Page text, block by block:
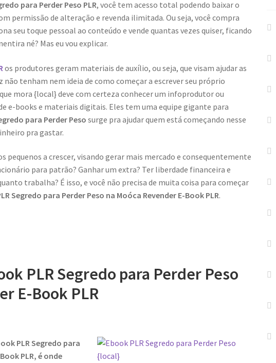
para Perder Peso PLR, você tem acesso total podendo baixar o
permissão de alteração e revenda ilimitada. Ou seja, você compra
seu toque pessoal ao conteúdo e vende quantas vezes quiser, ficando
né? Mas eu vou explicar.
os produtores geram materiais de auxílio, ou seja, que visam ajudar as
não tenham nem ideia de como começar a escrever seu próprio
mora {local} deve com certeza conhecer um infoprodutor ou
e-books e materiais digitais. Eles tem uma equipe gigante para
para Perder Peso surge pra ajudar quem está começando nesse
pra gastar.
pequenos a crescer, visando gerar mais mercado e consequentemente
para patrão? Ganhar um extra? Ter liberdade financeira e
trabalha? É isso, e você não precisa de muita coisa para começar
Segredo para Perder Peso na Moóca Revender E-Book PLR.
PLR Segredo para Perder Peso
E-Book PLR
PLR Segredo para
PLR, é onde